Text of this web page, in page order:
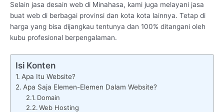
Selain jasa desain web di Minahasa, kami juga melayani jasa
buat web di berbagai provinsi dan kota kota lainnya. Tetap di
harga yang bisa dijangkau tentunya dan 100% ditangani oleh
kubu profesional berpengalaman.
Isi Konten
Apa Itu Website?
Apa Saja Elemen-Elemen Dalam Website?
Domain
Web Hosting